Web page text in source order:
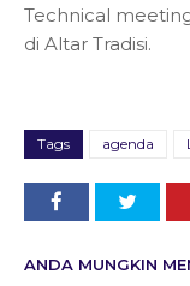
Technical
di Altar Tradisi.
Tags agenda
ANDA MUNGKIN